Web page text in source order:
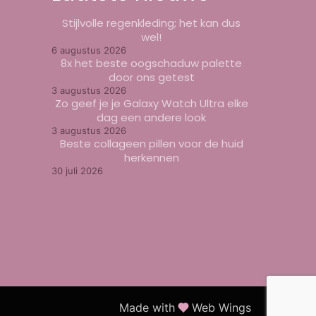
Stijlvolle regenkleding; het kan dus
wel!
6 augustus 2026
8x het beste oogschaduw palette
door ons getest
3 augustus 2026
Zo geef je je Galaxy Watch Ultra elke
dag een andere look
3 augustus 2026
Beste collageen pillen voor de huid
herkennen
30 juli 2026
Made with Web Wings